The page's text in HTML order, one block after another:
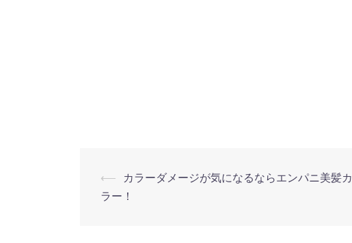
投
⟵
カラーダメージが気になるならエンパニ美髪カ
ラー！